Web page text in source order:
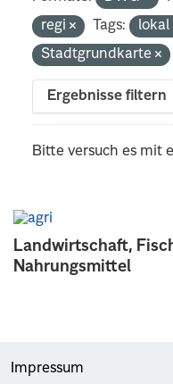
Landwirtschaft,
Nahrungsmittel
regi
Tags: lokal
Stadtgrundkarte
Ergebnisse filtern
Bitte versuch es mit
Impressum